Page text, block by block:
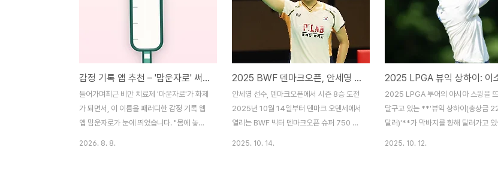
감정 기록 앱 추천 – '맘운자로' 써본 후기 (기능 정리 + 장단점)
들어가며최근 비만 치료제 '마운자로'가 화제
가 되면서, 이 이름을 패러디한 감정 기록 웹
앱 맘운자로가 눈에 띄었습니다. "몸에 놓는
2026. 8. 8.
2025 BWF 덴마크오픈, 안세영 선수 출전과 중계 시청법 총정리
안세영 선수, 덴마크오픈에서 시즌 8승 도전
2025년 10월 14일부터 덴마크 오덴세에서
열리는 BWF 빅터 덴마크오픈 슈퍼 750 대
2025. 10. 14.
2025 LPGA 투어의 아시아 스윙을 뜨
달구고 있는 **'뷰익 상하이(총상금
달러)'**가 막바지를 향해 달려가고 있
2025. 10. 12.